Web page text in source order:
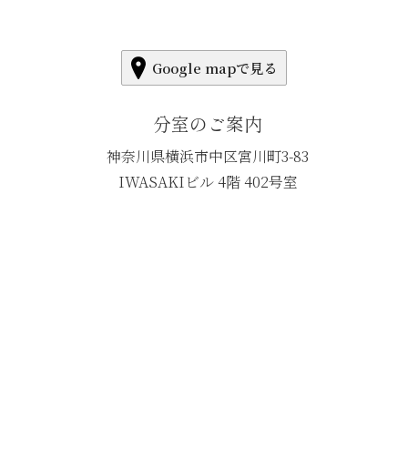
Google mapで見る
分室のご案内
神奈川県横浜市中区宮川町3-83
IWASAKIビル 4階 402号室